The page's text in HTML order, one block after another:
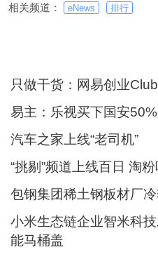
相关频道： eNews 排行
只做干货：网易创业
易主：乐视买下国安
汽车之家上线“老司机”
“挑剔”频道上线百日 淘
包钢集团稀土钢板材厂
小米生态链企业智米科
能马桶盖